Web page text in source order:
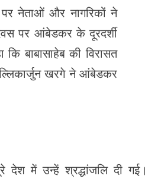
नेताओं और नागरिकों ने
पर आंबेडकर के दूरदर्शी
बाबासाहेब की विरासत
खरगे ने आंबेडकर
देश में उन्हें श्रद्धांजलि दी गई।